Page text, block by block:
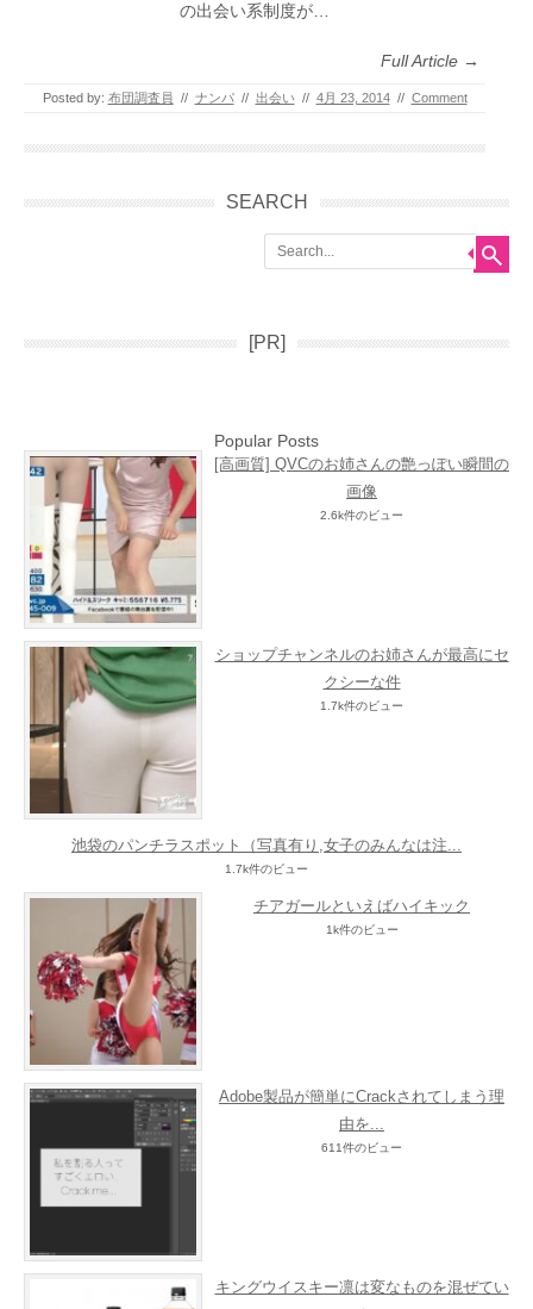
の出会い系制度が…
Full Article →
Posted by: 布団調査員 // ナンパ // 出会い // 4月 23, 2014 // Comment
SEARCH
Search
[PR]
Popular Posts
[高画質] QVCのお姉さんの艶っぽい瞬間の
画像
2.6k件のビュー
ショップチャンネルのお姉さんが最高にセ
クシーな件
1.7k件のビュー
池袋のパンチラスポット（写真有り,女子のみんなは注...
1.7k件のビュー
チアガールといえばハイキック
1k件のビュー
Adobe製品が簡単にCrackされてしまう理
由を...
611件のビュー
キングウイスキー凛は変なものを混ぜてい